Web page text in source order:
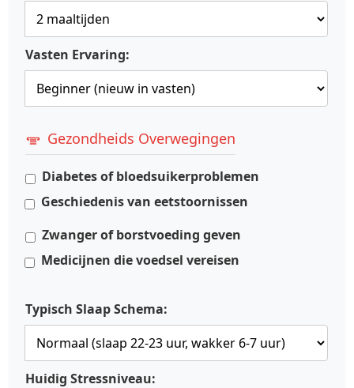
Vasten Ervaring:
Gezondheids Overwegingen
Diabetes of bloedsuikerproblemen
Geschiedenis van eetstoornissen
Zwanger of borstvoeding geven
Medicijnen die voedsel vereisen
Typisch Slaap Schema:
Huidig Stressniveau: